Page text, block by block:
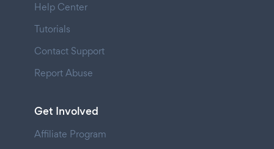
Help Center
Tutorials
Contact Support
Report Abuse
Get Involved
Affiliate Program